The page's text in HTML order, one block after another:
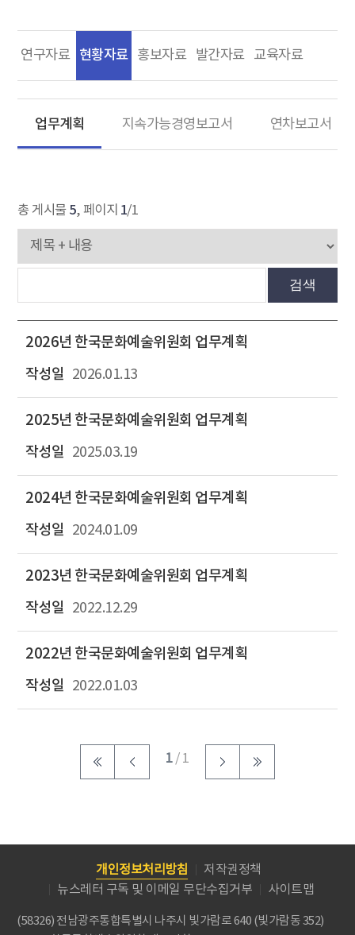
연구자료 현황자료 홍보자료 발간자료 교육자료
업무계획 지속가능경영보고서 연차보고서
총 게시물 5, 페이지 1/1
검색
2026년 한국문화예술위원회 업무계획
2026.01.13
2025년 한국문화예술위원회 업무계획
2025.03.19
2024년 한국문화예술위원회 업무계획
2024.01.09
2023년 한국문화예술위원회 업무계획
2022.12.29
2022년 한국문화예술위원회 업무계획
2022.01.03
1/ 1
개인정보처리방침
저작권정책
뉴스레터 구독 및 이메일 무단수집거부
사이트맵
(58326) 전남광주통합특별시 나주시 빛가람로 640 (빛가람동 352)